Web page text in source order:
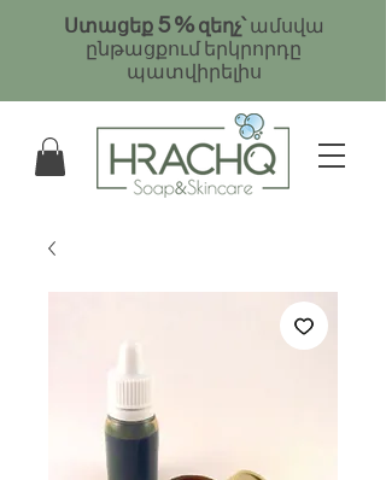
Ստացեք 5 %զեղչ՝ամսվա
ընթացքում երկրորդը
պատվիրելիս